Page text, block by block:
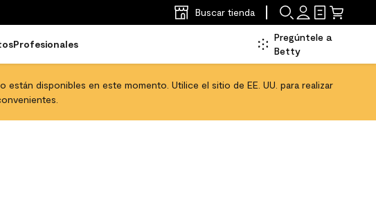
Buscar tienda
Profesionales
Pregúntele a
Betty
disponibles en este momento. Utilice el sitio de EE. UU. para realizar